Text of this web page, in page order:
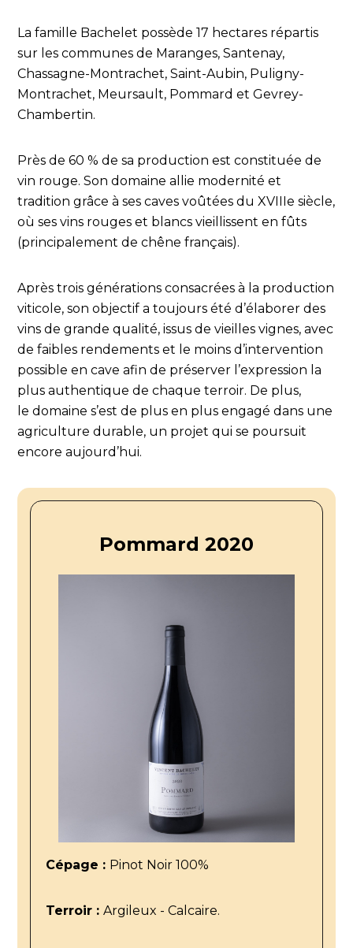
La famille Bachelet possède 17 hectares répartis
sur les communes de Maranges, Santenay,
Chassagne-Montrachet, Saint-Aubin, Puligny-
Montrachet, Meursault, Pommard et Gevrey-
Chambertin.
Près de 60 % de sa production est constituée de
vin rouge. Son domaine allie modernité et
tradition grâce à ses caves voûtées du XVIIIe siècle,
où ses vins rouges et blancs vieillissent en fûts
(principalement de chêne français).
Après trois générations consacrées à la production
viticole, son objectif a toujours été d’élaborer des
vins de grande qualité, issus de vieilles vignes, avec
de faibles rendements et le moins d’intervention
possible en cave afin de préserver l’expression la
plus authentique de chaque terroir. De plus,
le domaine s’est de plus en plus engagé dans une
agriculture durable, un projet qui se poursuit
encore aujourd’hui.
Pommard 2020
Cépage : Pinot Noir 100%
Terroir : Argileux - Calcaire.